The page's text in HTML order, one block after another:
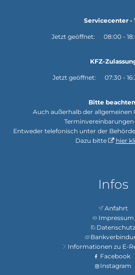
Servicecenter -
Klicken, um weitere
Jetzt geöffnet: 08:00 -
KFZ-
Klicken, um weitere
Jetzt geöffnet: 07:30 -
Bitte beachten
Auch außerhalb der allgemeinen
Entweder telefonisch unter der
Dazu bitte
hier
Infos
Anfahrt
Impressum
Datenschutz
Informationen zu E-
Facebook
Instagram